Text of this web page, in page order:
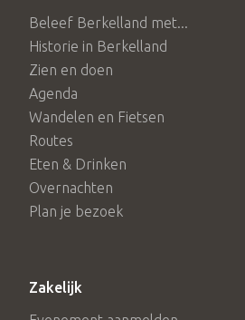
Beleef Berkelland met...
Historie in Berkelland
Zien en doen
Agenda
Wandelen en Fietsen
Routes
Eten & Drinken
Overnachten
Plan je bezoek
Zakelijk